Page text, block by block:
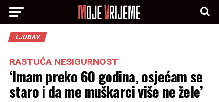
LJUBAV
RASTUĆA NESIGURNOST
‘Imam preko 60 godina, osjećam se
staro i da me muškarci više ne žele’